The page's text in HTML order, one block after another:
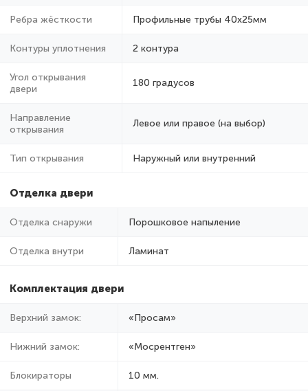
Ребра жёсткости Профильные трубы 40х25мм
Контуры уплотнения 2 контура
Угол открывания
двери
180 градусов
Направление
открывания
Левое или правое (на выбор)
Тип открывания Наружный или внутренний
Отделка двери
Отделка снаружи Порошковое напыление
Отделка внутри Ламинат
Комплектация двери
Верхний замок: «Просам»
Нижний замок: «Мосрентген»
Блокираторы 10 мм.